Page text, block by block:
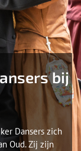
bij
Dansers zich
Oud. Zij zijn